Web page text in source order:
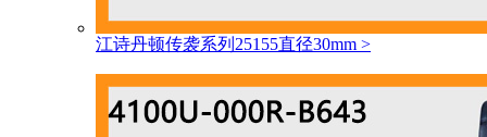
江诗丹顿传袭系列25155直径30mm >